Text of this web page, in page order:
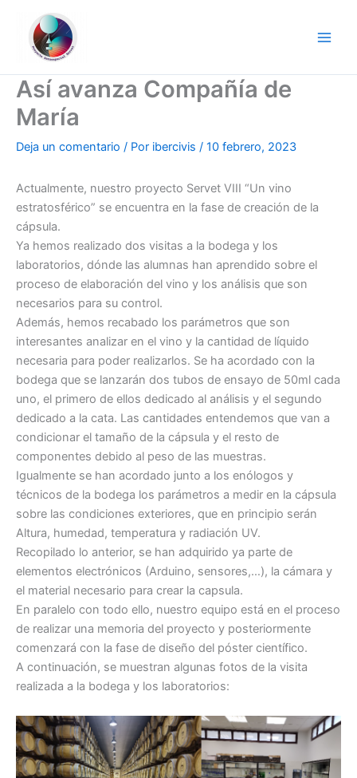
contenido
Así avanza Compañía de
María
Deja un comentario / Por ibercivis / 10 febrero, 2023
Actualmente, nuestro proyecto Servet VIII “Un vino
estratosférico” se encuentra en la fase de creación de la
cápsula.
Ya hemos realizado dos visitas a la bodega y los
laboratorios, dónde las alumnas han aprendido sobre el
proceso de elaboración del vino y los análisis que son
necesarios para su control.
Además, hemos recabado los parámetros que son
interesantes analizar en el vino y la cantidad de líquido
necesaria para poder realizarlos. Se ha acordado con la
bodega que se lanzarán dos tubos de ensayo de 50ml cada
uno, el primero de ellos dedicado al análisis y el segundo
dedicado a la cata. Las cantidades entendemos que van a
condicionar el tamaño de la cápsula y el resto de
componentes debido al peso de las muestras.
Igualmente se han acordado junto a los enólogos y
técnicos de la bodega los parámetros a medir en la cápsula
sobre las condiciones exteriores, que en principio serán
Altura, humedad, temperatura y radiación UV.
Recopilado lo anterior, se han adquirido ya parte de
elementos electrónicos (Arduino, sensores,…), la cámara y
el material necesario para crear la capsula.
En paralelo con todo ello, nuestro equipo está en el proceso
de realizar una memoria del proyecto y posteriormente
comenzará con la fase de diseño del póster científico.
A continuación, se muestran algunas fotos de la visita
realizada a la bodega y los laboratorios: